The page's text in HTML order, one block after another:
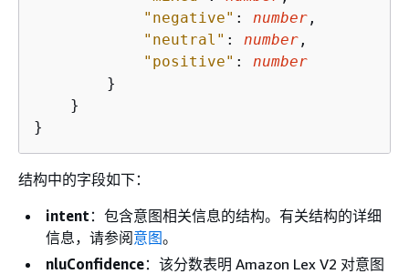
"negative" : number ,
"neutral" : number ,
"positive" : number
        }
    }
}
结构中的字段如下：
intent ：包含意图相关信息的结构。有关结构的详细
信息，请参阅意图。
nluConfidence：该分数表明 Amazon Lex V2 对意图